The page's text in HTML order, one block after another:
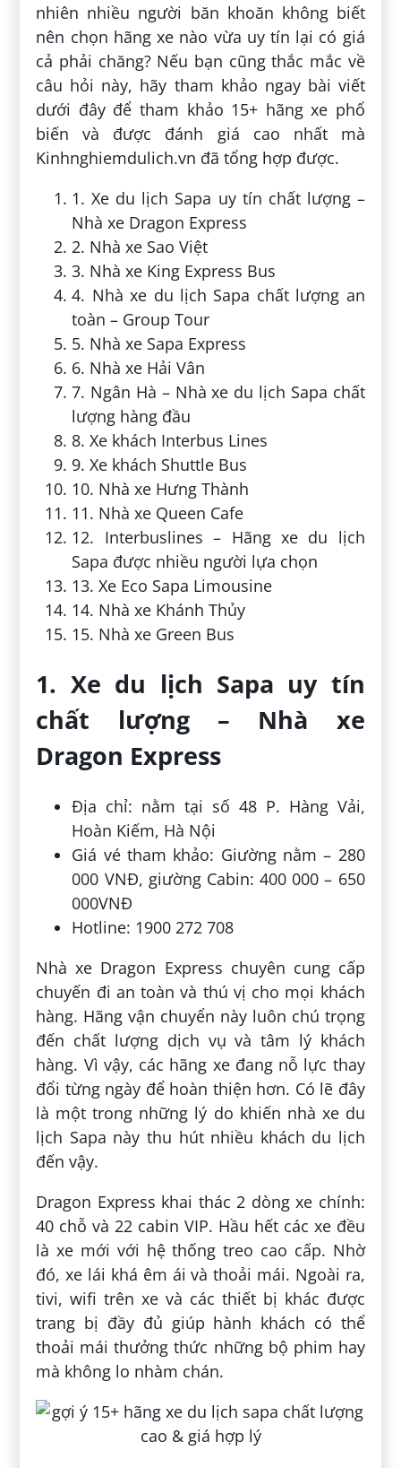
nhiên nhiều người băn khoăn không biết
nên chọn hãng xe nào vừa uy tín lại có giá
cả phải chăng? Nếu bạn cũng thắc mắc về
câu hỏi này, hãy tham khảo ngay bài viết
dưới đây để tham khảo 15+ hãng xe phổ
biến và được đánh giá cao nhất mà
Kinhnghiemdulich.vn đã tổng hợp được.
1. Xe du lịch Sapa uy tín chất lượng –
Nhà xe Dragon Express
2. Nhà xe Sao Việt
3. Nhà xe King Express Bus
4. Nhà xe du lịch Sapa chất lượng an
toàn – Group Tour
5. Nhà xe Sapa Express
6. Nhà xe Hải Vân
7. Ngân Hà – Nhà xe du lịch Sapa chất
lượng hàng đầu
8. Xe khách Interbus Lines
9. Xe khách Shuttle Bus
10. Nhà xe Hưng Thành
11. Nhà xe Queen Cafe
12. Interbuslines – Hãng xe du lịch
Sapa được nhiều người lựa chọn
13. Xe Eco Sapa Limousine
14. Nhà xe Khánh Thủy
15. Nhà xe Green Bus
1. Xe du lịch Sapa uy tín
chất lượng – Nhà xe
Dragon Express
Địa chỉ: nằm tại số 48 P. Hàng Vải,
Hoàn Kiếm, Hà Nội
Giá vé tham khảo: Giường nằm – 280
000 VNĐ, giường Cabin: 400 000 – 650
000VNĐ
Hotline: 1900 272 708
Nhà xe Dragon Express chuyên cung cấp
chuyến đi an toàn và thú vị cho mọi khách
hàng. Hãng vận chuyển này luôn chú trọng
đến chất lượng dịch vụ và tâm lý khách
hàng. Vì vậy, các hãng xe đang nỗ lực thay
đổi từng ngày để hoàn thiện hơn. Có lẽ đây
là một trong những lý do khiến nhà xe du
lịch Sapa này thu hút nhiều khách du lịch
đến vậy.
Dragon Express khai thác 2 dòng xe chính:
40 chỗ và 22 cabin VIP. Hầu hết các xe đều
là xe mới với hệ thống treo cao cấp. Nhờ
đó, xe lái khá êm ái và thoải mái. Ngoài ra,
tivi, wifi trên xe và các thiết bị khác được
trang bị đầy đủ giúp hành khách có thể
thoải mái thưởng thức những bộ phim hay
mà không lo nhàm chán.